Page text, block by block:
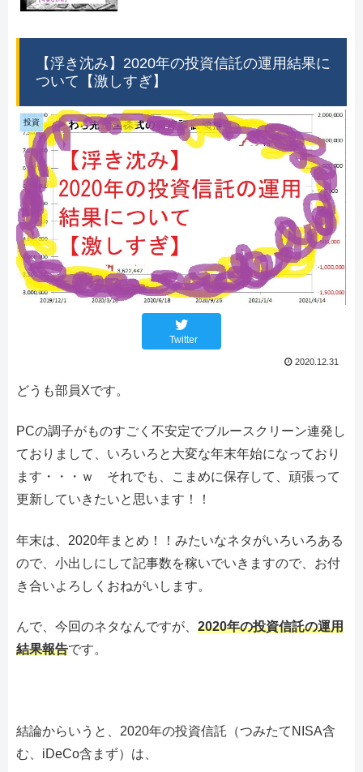
【浮き沈み】2020年の投資信託の運用結果に
ついて【激しすぎ】
投資
Twitter
2020.12.31
どうも部員Xです。
PCの調子がものすごく不安定でブルースクリーン連発し
ておりまして、いろいろと大変な年末年始になっており
ます・・・ｗ それでも、こまめに保存して、頑張って
更新していきたいと思います！！
年末は、2020年まとめ！！みたいなネタがいろいろある
ので、小出しにして記事数を稼いでいきますので、お付
き合いよろしくおねがいします。
んで、今回のネタなんですが、 2020年の投資信託の運用
結果報告です。
結論からいうと、2020年の投資信託（つみたてNISA含
む、iDeCo含まず）は、